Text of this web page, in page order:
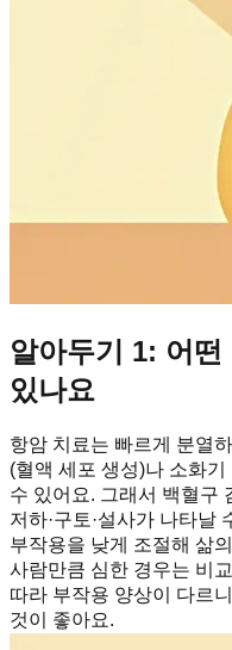
알아두기 1: 어
있나요
항암 치료는 빠르게 분열
(혈액 세포 생성)나 소화
수 있어요. 그래서 백혈구
저하·구토·설사가 나타날
부작용을 낮게 조절해 삶
사람만큼 심한 경우는 비
따라 부작용 양상이 다르
것이 좋아요.